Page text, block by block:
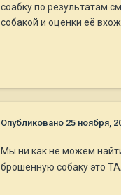
соабку по результатам
собакой и оценки её
Опубликовано 25 ноября,
Мы ни как не можем
брошенную собаку это